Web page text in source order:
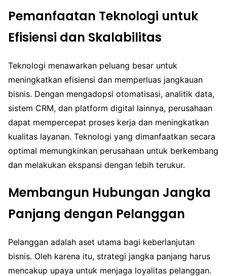
Pemanfaatan Teknologi untuk
Efisiensi dan Skalabilitas
Teknologi menawarkan peluang besar untuk
meningkatkan efisiensi dan memperluas jangkauan
bisnis. Dengan mengadopsi otomatisasi, analitik data,
sistem CRM, dan platform digital lainnya, perusahaan
dapat mempercepat proses kerja dan meningkatkan
kualitas layanan. Teknologi yang dimanfaatkan secara
optimal memungkinkan perusahaan untuk berkembang
dan melakukan ekspansi dengan lebih terukur.
Membangun Hubungan Jangka
Panjang dengan Pelanggan
Pelanggan adalah aset utama bagi keberlanjutan
bisnis. Oleh karena itu, strategi jangka panjang harus
mencakup upaya untuk menjaga loyalitas pelanggan.